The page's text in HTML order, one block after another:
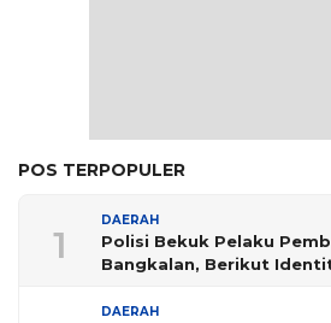
POS TERPOPULER
1
DAERAH
Polisi Bekuk Pelaku
Bangkalan, Berikut
DAERAH